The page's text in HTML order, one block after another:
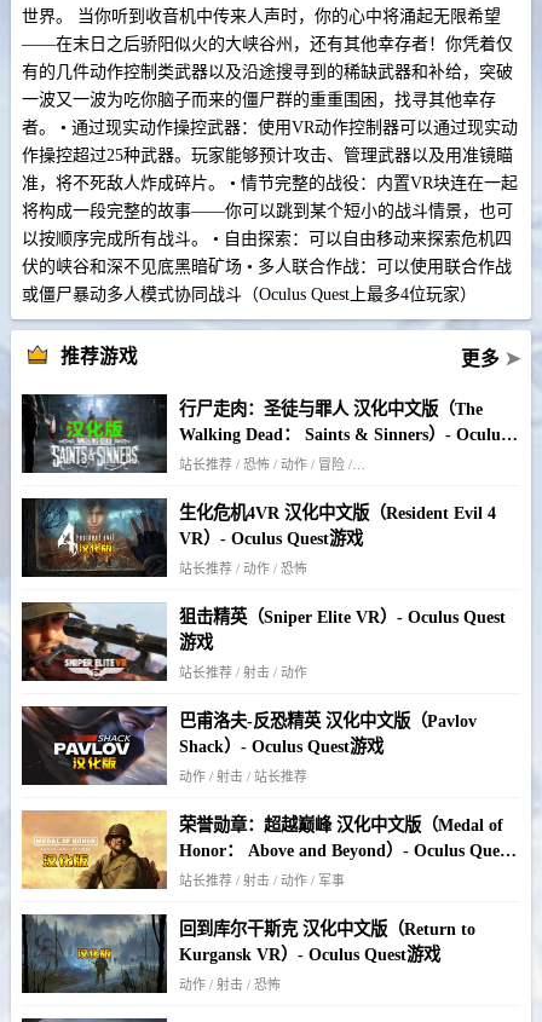
世界。 当你听到收音机中传来人声时，你的心中将涌起无限希望
——在末日之后骄阳似火的大峡谷州，还有其他幸存者！你凭着仅
有的几件动作控制类武器以及沿途搜寻到的稀缺武器和补给，突破
一波又一波为吃你脑子而来的僵尸群的重重围困，找寻其他幸存
者。 • 通过现实动作操控武器：使用VR动作控制器可以通过现实动
作操控超过25种武器。玩家能够预计攻击、管理武器以及用准镜瞄
准，将不死敌人炸成碎片。 • 情节完整的战役：内置VR块连在一起
将构成一段完整的故事——你可以跳到某个短小的战斗情景，也可
以按顺序完成所有战斗。 • 自由探索：可以自由移动来探索危机四
伏的峡谷和深不见底黑暗矿场 • 多人联合作战：可以使用联合作战
或僵尸暴动多人模式协同战斗（Oculus Quest上最多4位玩家）
推荐游戏 更多 ➤
行尸走肉：圣徒与罪人 汉化中文版（The
Walking Dead： Saints & Sinners）- Oculus
Quest游戏
站长推荐 / 恐怖 / 动作 / 冒险 / 僵尸 / 生存
生化危机4VR 汉化中文版（Resident Evil 4
VR）- Oculus Quest游戏
站长推荐 / 动作 / 恐怖
狙击精英（Sniper Elite VR）- Oculus Quest
游戏
站长推荐 / 射击 / 动作
巴甫洛夫-反恐精英 汉化中文版（Pavlov
Shack）- Oculus Quest游戏
动作 / 射击 / 站长推荐
荣誉勋章：超越巅峰 汉化中文版（Medal of
Honor： Above and Beyond）- Oculus Quest
游戏
站长推荐 / 射击 / 动作 / 军事
回到库尔干斯克 汉化中文版（Return to
Kurgansk VR）- Oculus Quest游戏
动作 / 射击 / 恐怖